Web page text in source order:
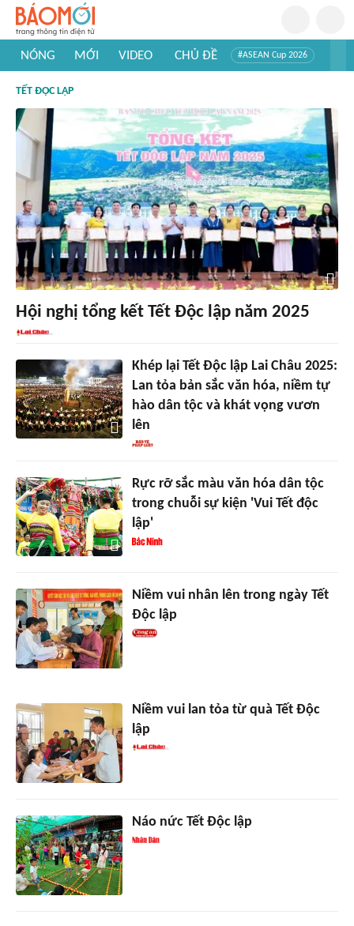
NÓNG MỚI VIDEO CHỦ ĐỀ #ASEAN Cup 2026
#Khám phá thế giới
TẾT ĐỘC LẬP
Hội nghị tổng kết Tết Độc lập năm 2025
Khép lại Tết Độc lập Lai Châu 2025:
Lan tỏa bản sắc văn hóa, niềm tự
hào dân tộc và khát vọng vươn
lên
Rực rỡ sắc màu văn hóa dân tộc
trong chuỗi sự kiện 'Vui Tết độc
lập'
Niềm vui nhân lên trong ngày Tết
Độc lập
Niềm vui lan tỏa từ quà Tết Độc
lập
Náo nức Tết Độc lập